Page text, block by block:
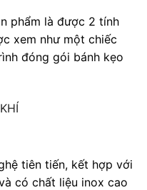
phẩm là được 2 tính
xem như một chiếc
đóng gói bánh kẹo
tiên tiến, kết hợp với
có chất liệu inox cao